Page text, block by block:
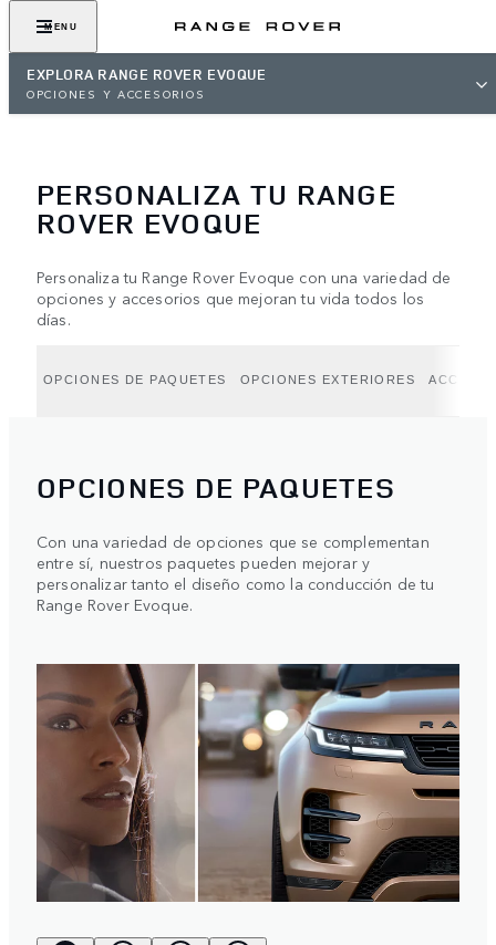
MENU
EXPLORA RANGE ROVER EVOQUE
OPCIONES Y ACCESORIOS
PERSONALIZA TU RANGE
ROVER EVOQUE
Personaliza tu Range Rover Evoque con una variedad de
opciones y accesorios que mejoran tu vida todos los
días.
OPCIONES DE PAQUETES OPCIONES EXTERIORES
OPCIONES DE PAQUETES
Con una variedad de opciones que se complementan
entre sí, nuestros paquetes pueden mejorar y
personalizar tanto el diseño como la conducción de tu
Range Rover Evoque.